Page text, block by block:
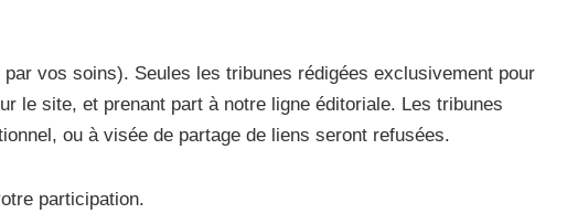
vos soins). Seules les tribunes rédigées exclusivement pour
le site, et prenant part à notre ligne éditoriale. Les tribunes
ou à visée de partage de liens seront refusées.
participation.